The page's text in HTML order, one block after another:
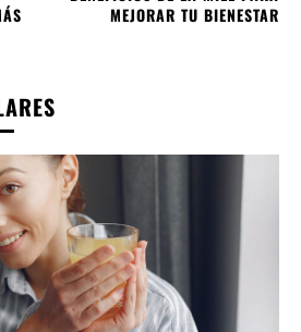
MEJORAR TU BIENESTAR